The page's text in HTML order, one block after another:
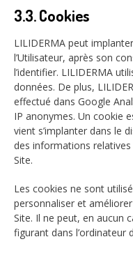
3.3. Cookies
LILIDERMA peut
l’Utilisateur, après son
l’identifier. LILIDERMA
données. De plus,
effectué dans Google
IP anonymes. Un cookie
vient s’implanter dans le
des informations relatives
Site.
Les cookies ne sont
personnaliser et améliorer
Site. Il ne peut, en aucun
figurant dans l’ordinateur